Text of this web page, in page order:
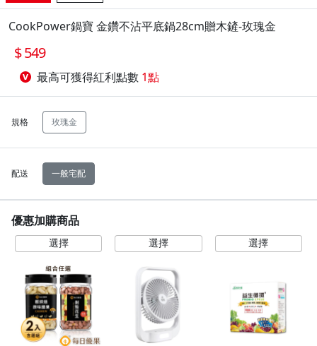
CookPower鍋寶 金鑽不沾平底鍋28cm贈木鏟-玫瑰金
549
最高可獲得紅利點數 1點
規格 玫瑰金
配送 一般宅配
優惠加購商品